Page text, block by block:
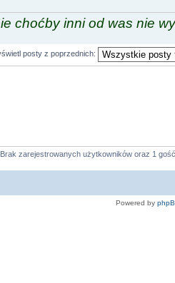
choćby inni od was nie
posty z poprzednich:
zarejestrowanych użytkowników oraz 1 gość
Powered by